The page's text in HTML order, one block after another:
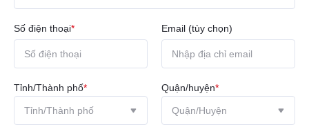
Số điện thoại* Email (tùy chọn)
Tỉnh/Thành phố* Quận/huyện*